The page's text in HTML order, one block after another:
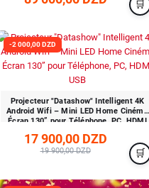
-2 000,00 DZD
Projecteur "Datashow" Intelligent 4K
Android Wifi – Mini LED Home Cinéma
Écran 130” pour Téléphone, PC, HDMI
17 900,00 DZD
19 900,00 DZD